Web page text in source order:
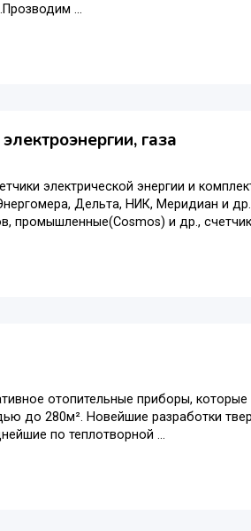
...
газа
электрической энергии и
Дельта, НИК, Меридиан и
промышленные(Cosmos) и др.,
отопительные приборы,
до 280м². Новейшие разработки
по теплотворной ...